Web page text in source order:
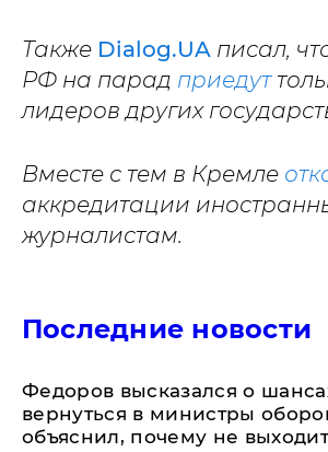
Также Dialog.UA писал,
РФ на парад приедут
лидеров других
Вместе с тем в Кремле
аккредитации
журналистам.
Последние новости
Федоров высказался о
вернуться в министры
объяснил, почему не